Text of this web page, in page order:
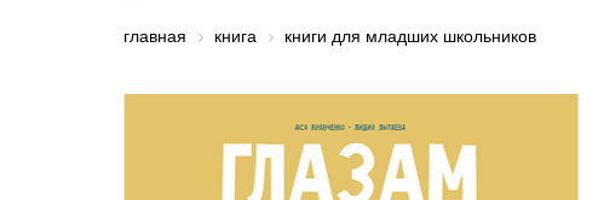
малышам и
дошкольникам
младшим школьникам
главная книга книги для младших школьников